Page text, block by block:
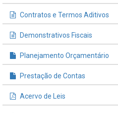
Contratos e Termos Aditivos
Demonstrativos Fiscais
Planejamento Orçamentário
Prestação de Contas
Acervo de Leis